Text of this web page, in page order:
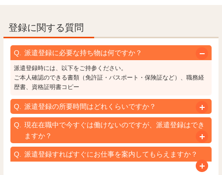
登録に関する質問
派遣登録に必要な持ち物は何ですか？
派遣登録時には、以下をご持参ください。
ご本人確認のできる書類（免許証・パスポート・保険証など）、職務経
歴書、資格証明書コピー
派遣登録の所要時間はどれくらいですか？
現在在職中で今すぐは働けないのですが、派遣登録はでき
ますか？
派遣登録すればすぐにお仕事を案内してもらえますか？